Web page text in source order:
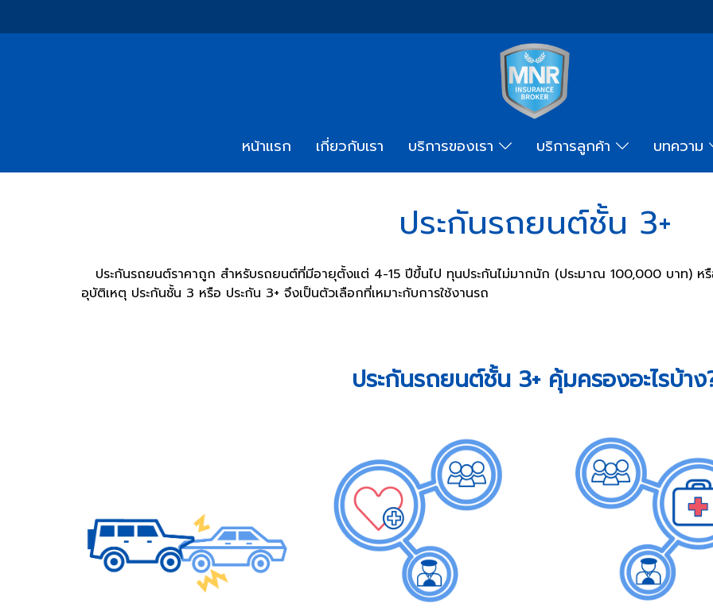
หน้าแรก เกี่ยวกับเรา บริการของเรา บริการลูกค้า บทความ
ประกันรถยนต์ชั้น 3+
ประกันรถยนต์ราคาถูก สำหรับรถยนต์ที่มีอายุตั้งแต่ 4-15 ปีขึ้นไป ทุนประกันไม่มากนัก (ประมาณ 100,000 บาท) ห
อุบัติเหตุ ประกันชั้น 3 หรือ ประกัน 3+ จึงเป็นตัวเลือกที่เหมาะกับการใช้งานรถ
ประกันรถยนต์ชั้น 3+ คุ้มครองอะไรบ้าง